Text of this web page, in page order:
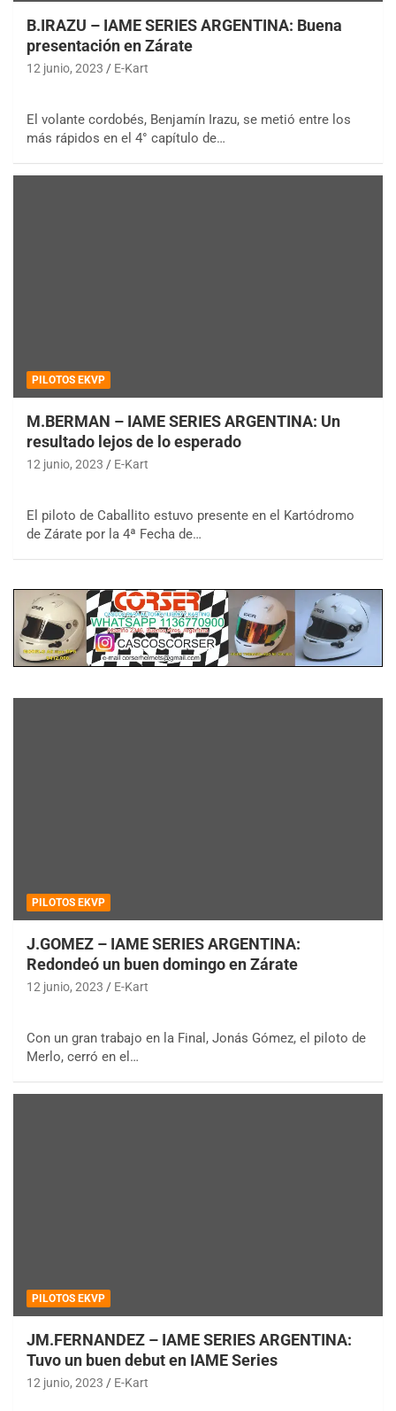
B.IRAZU – IAME SERIES ARGENTINA: Buena
presentación en Zárate
12 junio, 2023 E-Kart
El volante cordobés, Benjamín Irazu, se metió entre los
más rápidos en el 4° capítulo de…
PILOTOS EKVP
M.BERMAN – IAME SERIES ARGENTINA: Un
resultado lejos de lo esperado
12 junio, 2023 E-Kart
El piloto de Caballito estuvo presente en el Kartódromo
de Zárate por la 4ª Fecha de…
PILOTOS EKVP
J.GOMEZ – IAME SERIES ARGENTINA:
Redondeó un buen domingo en Zárate
12 junio, 2023 E-Kart
Con un gran trabajo en la Final, Jonás Gómez, el piloto de
Merlo, cerró en el…
PILOTOS EKVP
JM.FERNANDEZ – IAME SERIES ARGENTINA:
Tuvo un buen debut en IAME Series
12 junio, 2023 E-Kart